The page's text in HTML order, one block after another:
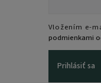
Vložením e-
podmienkami
Prihlásiť sa